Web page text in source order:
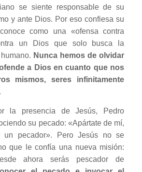
se siente responsable de su
y ante Dios. Por eso confiesa su
como una «ofensa contra
un Dios que solo busca la
Nunca hemos de olvidar
a Dios en cuanto que nos
mismos, seres infinitamente
.
la presencia de Jesús, Pedro
su pecado: «Apártate de mí,
un pecador». Pero Jesús no se
que le confía una nueva misión:
ahora serás pescador de